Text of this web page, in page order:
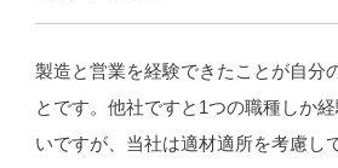
製造と営業を経験できたことが自分
とです。他社ですと1つの職種しか
いですが、当社は適材適所を考慮し